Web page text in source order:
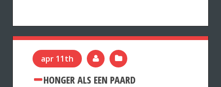
apr 11th
HONGER ALS EEN PAARD